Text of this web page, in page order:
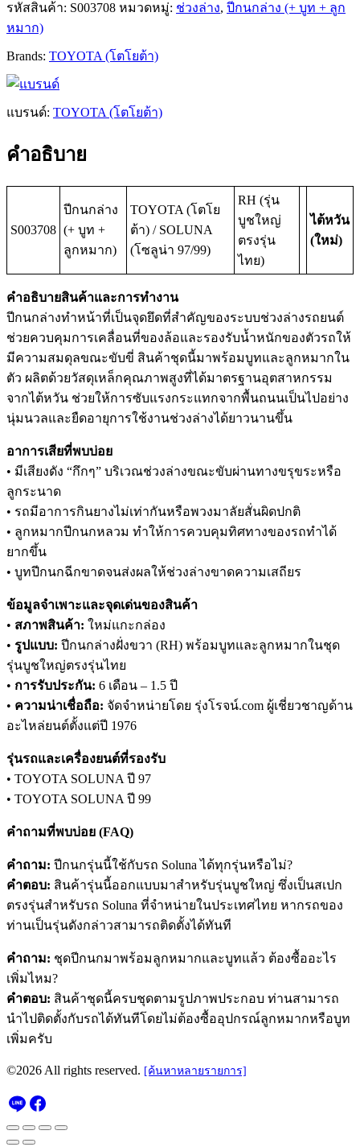
รหัสสินค้า: S003708 หมวดหมู่: ช่วงล่าง, ปีกนกล่าง (+ บูท + ลูก
หมาก)
Brands: TOYOTA (โตโยต้า)
แบรนด์: TOYOTA (โตโยต้า)
คำอธิบาย
S003708
ปีกนกล่าง
(+ บูท +
ลูกหมาก)
TOYOTA (โตโย
ต้า) / SOLUNA
(โซลูน่า 97/99)
RH (รุ่น
บูชใหญ่
ตรงรุ่น
ไทย)
ไต้หวัน
(ใหม่)
คำอธิบายสินค้าและการทำงาน
ปีกนกล่างทำหน้าที่เป็นจุดยึดที่สำคัญของระบบช่วงล่างรถยนต์
ช่วยควบคุมการเคลื่อนที่ของล้อและรองรับน้ำหนักของตัวรถให้
มีความสมดุลขณะขับขี่ สินค้าชุดนี้มาพร้อมบูทและลูกหมากใน
ตัว ผลิตด้วยวัสดุเหล็กคุณภาพสูงที่ได้มาตรฐานอุตสาหกรรม
จากไต้หวัน ช่วยให้การซับแรงกระแทกจากพื้นถนนเป็นไปอย่าง
นุ่มนวลและยืดอายุการใช้งานช่วงล่างได้ยาวนานขึ้น
อาการเสียที่พบบ่อย
• มีเสียงดัง “กึกๆ” บริเวณช่วงล่างขณะขับผ่านทางขรุขระหรือ
ลูกระนาด
• รถมีอาการกินยางไม่เท่ากันหรือพวงมาลัยสั่นผิดปกติ
• ลูกหมากปีกนกหลวม ทำให้การควบคุมทิศทางของรถทำได้
ยากขึ้น
• บูทปีกนกฉีกขาดจนส่งผลให้ช่วงล่างขาดความเสถียร
ข้อมูลจำเพาะและจุดเด่นของสินค้า
• สภาพสินค้า: ใหม่แกะกล่อง
• รูปแบบ: ปีกนกล่างฝั่งขวา (RH) พร้อมบูทและลูกหมากในชุด
รุ่นบูชใหญ่ตรงรุ่นไทย
• การรับประกัน: 6 เดือน – 1.5 ปี
• ความน่าเชื่อถือ: จัดจำหน่ายโดย รุ่งโรจน์.com ผู้เชี่ยวชาญด้าน
อะไหล่ยนต์ตั้งแต่ปี 1976
รุ่นรถและเครื่องยนต์ที่รองรับ
• TOYOTA SOLUNA ปี 97
• TOYOTA SOLUNA ปี 99
คำถามที่พบบ่อย (FAQ)
คำถาม: ปีกนกรุ่นนี้ใช้กับรถ Soluna ได้ทุกรุ่นหรือไม่?
คำตอบ: สินค้ารุ่นนี้ออกแบบมาสำหรับรุ่นบูชใหญ่ ซึ่งเป็นสเปก
ตรงรุ่นสำหรับรถ Soluna ที่จำหน่ายในประเทศไทย หากรถของ
ท่านเป็นรุ่นดังกล่าวสามารถติดตั้งได้ทันที
คำถาม: ชุดปีกนกมาพร้อมลูกหมากและบูทแล้ว ต้องซื้ออะไร
เพิ่มไหม?
คำตอบ: สินค้าชุดนี้ครบชุดตามรูปภาพประกอบ ท่านสามารถ
นำไปติดตั้งกับรถได้ทันทีโดยไม่ต้องซื้ออุปกรณ์ลูกหมากหรือบูท
เพิ่มครับ
©2026 All rights reserved. [ค้นหาหลายรายการ]